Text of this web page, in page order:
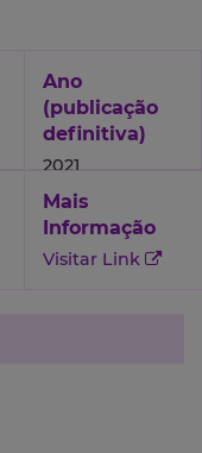
Ano
(publicação
definitiva)
2021
Mais
Informação
Visitar Link